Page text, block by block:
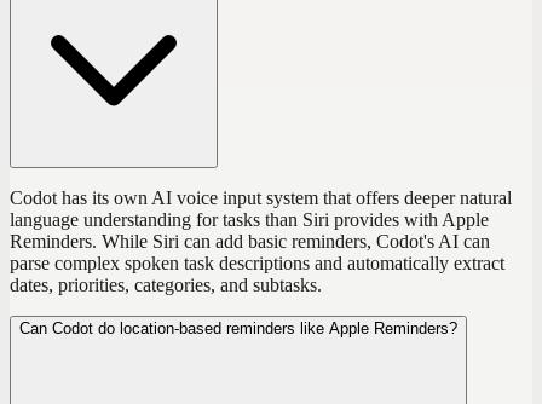
Codot has its own AI voice input system that offers deeper natural
language understanding for tasks than Siri provides with Apple
Reminders. While Siri can add basic reminders, Codot's AI can
parse complex spoken task descriptions and automatically extract
dates, priorities, categories, and subtasks.
Can Codot do location-based reminders like Apple Reminders?